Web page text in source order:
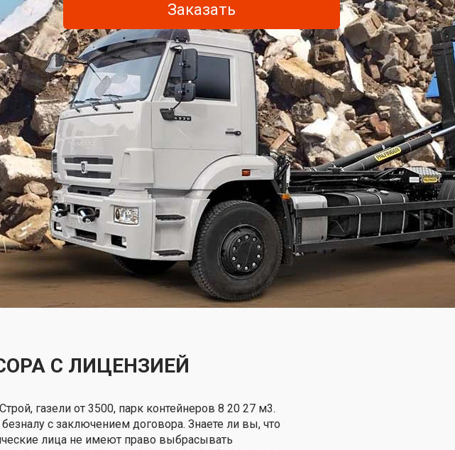
Заказать
С ЛИЦЕНЗИЕЙ
газели от 3500, парк контейнеров 8 20 27 м3.
с заключением договора. Знаете ли вы, что
лица не имеют право выбрасывать